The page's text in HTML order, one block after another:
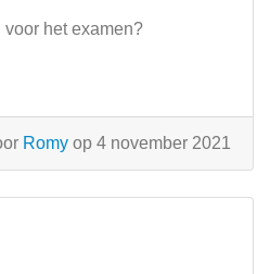
het examen?
Romy op 4 november 2021